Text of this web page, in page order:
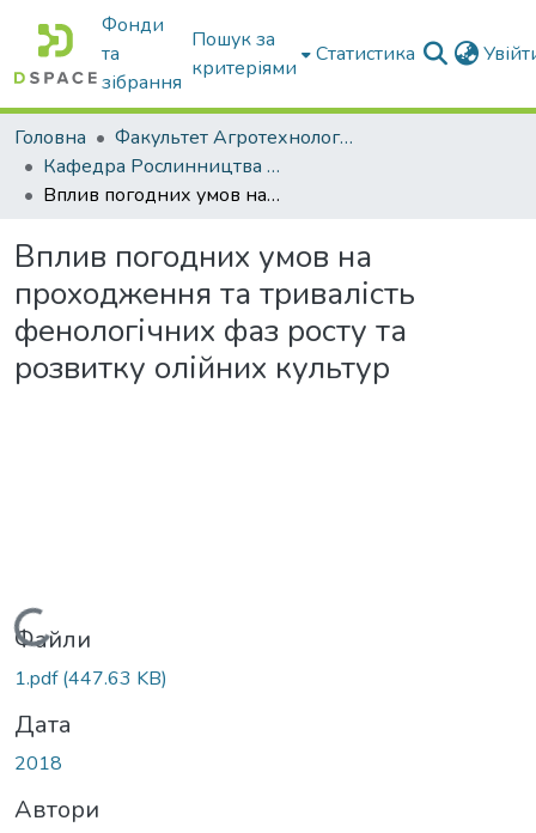
Фонди
та
зібрання
Пошук за
критеріями
Статистика
Головна
Факультет Агротехнологій та екології
Кафедра Рослинництва та садівництва ім. професора В.В. Калитки
Вплив погодних умов на проходження та тривалість фенологічних фаз росту та розвитку олійних культур
Вплив погодних умов на
проходження та тривалість
фенологічних фаз росту та
розвитку олійних культур
Вантажиться...
Файли
1.pdf(447.63 KB)
Дата
2018
Автори